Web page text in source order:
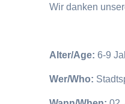
Wir danken
Alter/Age:6-9
Wer/Who: